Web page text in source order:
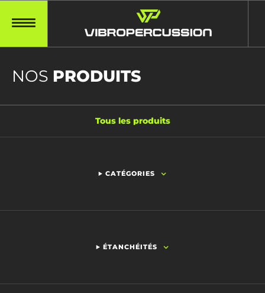
NOS PRODUITS
Tous les produits
CATÉGORIES
ÉTANCHÉITÉS